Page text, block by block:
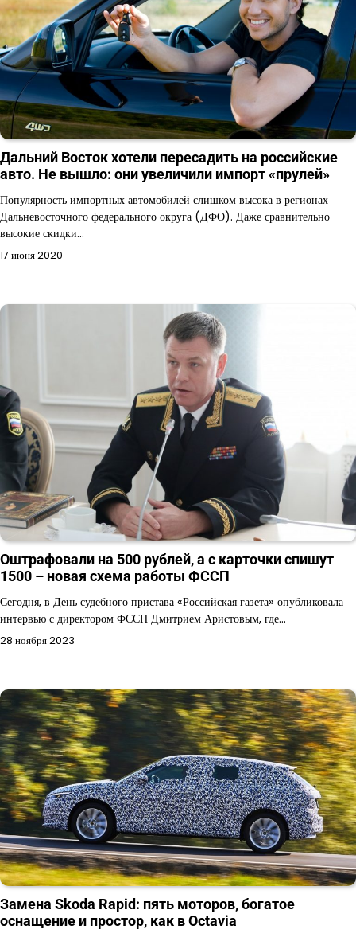
Дальний Восток хотели пересадить на российские
авто. Не вышло: они увеличили импорт «прулей»
Популярность импортных автомобилей слишком высока в регионах
Дальневосточного федерального округа (ДФО). Даже сравнительно
высокие скидки…
17 июня 2020
Оштрафовали на 500 рублей, а с карточки спишут
1500 – новая схема работы ФССП
Сегодня, в День судебного пристава «Российская газета» опубликовала
интервью с директором ФССП Дмитрием Аристовым, где…
28 ноября 2023
Замена Skoda Rapid: пять моторов, богатое
оснащение и простор, как в Octavia